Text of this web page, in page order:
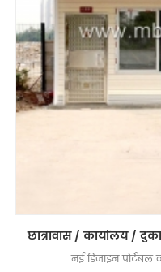
नई डिजाइन